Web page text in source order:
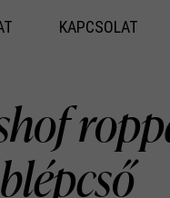
KAPCSOLAT